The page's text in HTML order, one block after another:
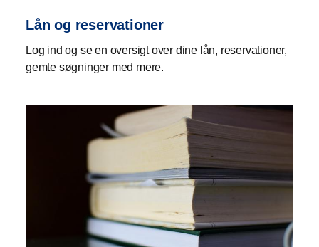
Lån og reservationer
Log ind og se en oversigt over dine lån, reservationer,
gemte søgninger med mere.